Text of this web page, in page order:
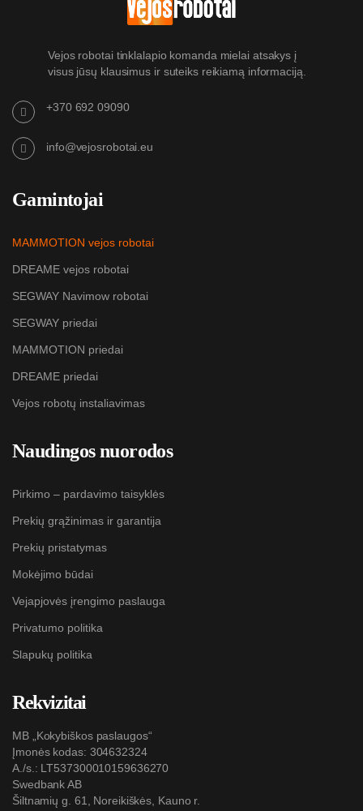
Vejos robotai tinklalapio komanda mielai atsakys į
visus jūsų klausimus ir suteiks reikiamą informaciją.
+370 692 09090
info@vejosrobotai.eu
Gamintojai
MAMMOTION vejos robotai
DREAME vejos robotai
SEGWAY Navimow robotai
SEGWAY priedai
MAMMOTION priedai
DREAME priedai
Vejos robotų instaliavimas
Naudingos nuorodos
Pirkimo – pardavimo taisyklės
Prekių grąžinimas ir garantija
Prekių pristatymas
Mokėjimo būdai
Vejapjovės įrengimo paslauga
Privatumo politika
Slapukų politika
Rekvizitai
MB „Kokybiškos paslaugos“
Įmonės kodas: 304632324
A./s.: LT537300010159636270
Swedbank AB
Šiltnamių g. 61, Noreikiškės, Kauno r.